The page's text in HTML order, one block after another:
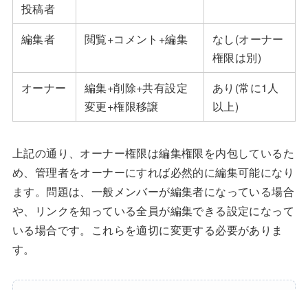
投稿者
編集者
閲覧+コメント+編集
なし(オーナー
権限は別)
オーナー
編集+削除+共有設定
変更+権限移譲
あり(常に1人
以上)
上記の通り、オーナー権限は編集権限を内包しているた
め、管理者をオーナーにすれば必然的に編集可能になり
ます。問題は、一般メンバーが編集者になっている場合
や、リンクを知っている全員が編集できる設定になって
いる場合です。これらを適切に変更する必要がありま
す。